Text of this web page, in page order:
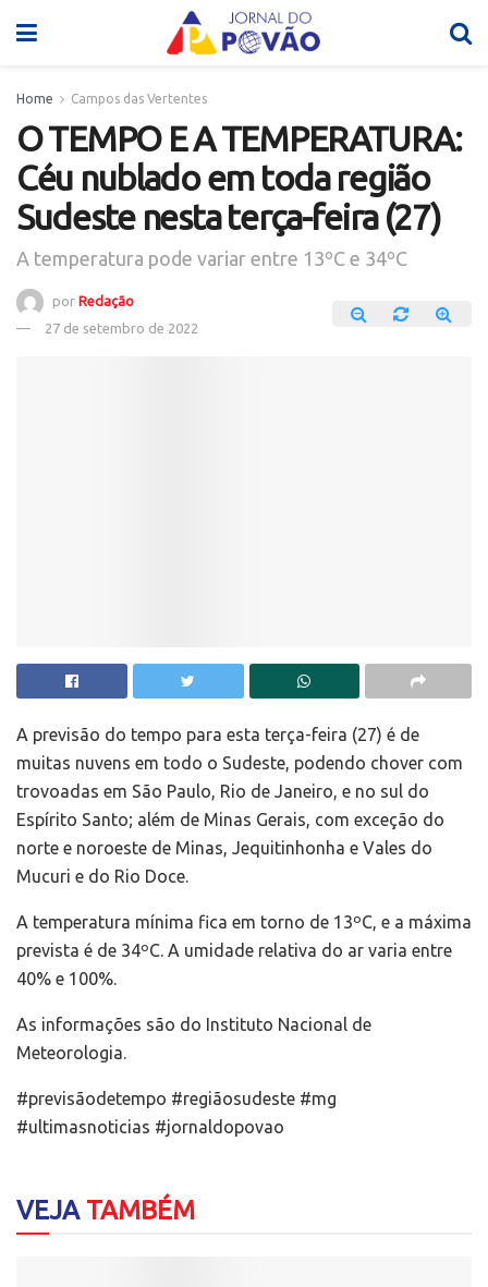
Home Campos das Vertentes
O TEMPO E A TEMPERATURA:
Céu nublado em toda região
Sudeste nesta terça-feira (27)
A temperatura pode variar entre 13ºC e 34ºC
por Redação
27 de setembro de 2022
A previsão do tempo para esta terça-feira (27) é de
muitas nuvens em todo o Sudeste, podendo chover com
trovoadas em São Paulo, Rio de Janeiro, e no sul do
Espírito Santo; além de Minas Gerais, com exceção do
norte e noroeste de Minas, Jequitinhonha e Vales do
Mucuri e do Rio Doce.
A temperatura mínima fica em torno de 13ºC, e a máxima
prevista é de 34ºC. A umidade relativa do ar varia entre
40% e 100%.
As informações são do Instituto Nacional de
Meteorologia.
#previsãodetempo #regiãosudeste #mg
#ultimasnoticias #jornaldopovao
VEJATAMBÉM